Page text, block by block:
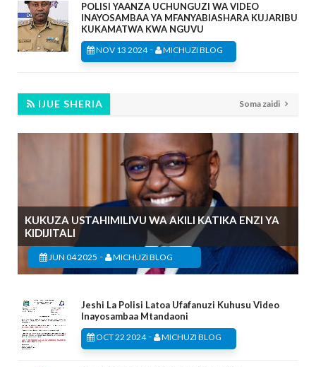
POLISI YAANZA UCHUNGUZI WA VIDEO
INAYOSAMBAA YA MFANYABIASHARA KUJARIBU
KUKAMATWA KWA NGUVU
NOV 13 2024- MICHUZI BLOG
IJUE SHERIA Soma zaidi
KUKUZA USTAHIMILIVU WA AKILI KATIKA ENZI YA
KIDIJITALI
JUN 04 2025 - MICHUZI BLOG
Jeshi La Polisi Latoa Ufafanuzi Kuhusu Video
Inayosambaa Mtandaoni
OCT 22 2024- MICHUZI BLOG